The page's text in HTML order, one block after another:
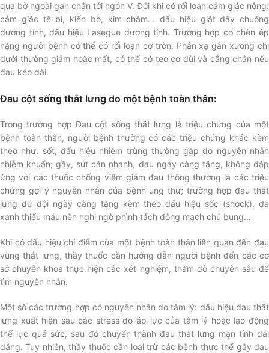
qua bờ ngoài gan chân tới ngón V. Đôi khi có rối loạn cảm giác nông:
cảm giác tê bì, kiến bò, kim châm… dấu hiệu giật dây chuông
dương tính, dấu hiệu Lasegue dương tính. Trường hợp có chèn ép
nặng người bệnh có thể có rối loạn cơ tròn. Phản xạ gân xương chi
dưới thường giảm hoặc mất, có thể có teo cơ đùi và cẳng chân nếu
đau kéo dài.
Đau cột sống thắt lưng do một bệnh toàn thân:
Trong trường hợp Đau cột sống thắt lưng là triệu chứng của một
bệnh toàn thân, người bệnh thường có các triệu chứng khác kèm
theo như: sốt, dấu hiệu nhiễm trùng thường gặp do nguyên nhân
nhiễm khuẩn; gầy, sút cân nhanh, đau ngày càng tăng, không đáp
ứng với các thuốc chống viêm giảm đau thông thường là các triệu
chứng gợi ý nguyên nhân của bệnh ung thư; trường hợp đau thắt
lưng dữ dội ngày càng tăng kèm theo dấu hiệu sốc (shock), da
xanh thiếu máu nên nghi ngờ phình tách động mạch chủ bụng…
Khi có dấu hiệu chỉ điểm của một bệnh toàn thân liên quan đến đau
vùng thắt lưng, thầy thuốc cần hướng dẫn người bệnh đến các cơ
sở chuyên khoa thực hiện các xét nghiệm, thăm dò chuyên sâu để
tìm nguyên nhân.
Một số các trường hợp có nguyên nhân do tâm lý: dấu hiệu đau thắt
lưng xuất hiện sau các stress do áp lực của tâm lý hoặc lao động
thể lực quá sức, sau đó chuyển thành đau thắt lưng mạn tính dai
dẳng. Tuy nhiên, thầy thuốc cần loại trừ các bệnh thực thể gây đau